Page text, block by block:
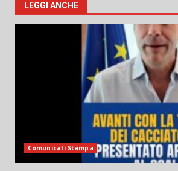
LEGGI ANCHE
Comunicati Stampa